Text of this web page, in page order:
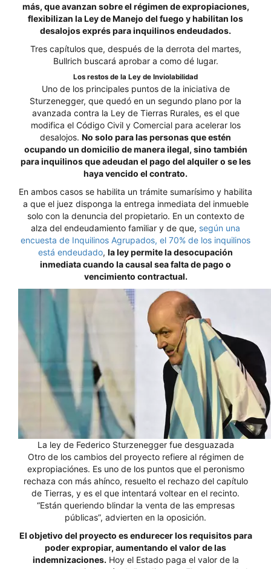
más, que avanzan sobre el régimen de expropiaciones,
flexibilizan la Ley de Manejo del fuego y habilitan los
desalojos exprés para inquilinos endeudados.
Tres capítulos que, después de la derrota del martes,
Bullrich buscará aprobar a como dé lugar.
Los restos de la Ley de Inviolabilidad
Uno de los principales puntos de la iniciativa de
Sturzenegger, que quedó en un segundo plano por la
avanzada contra la Ley de Tierras Rurales, es el que
modifica el Código Civil y Comercial para acelerar los
desalojos. No solo para las personas que estén
ocupando un domicilio de manera ilegal, sino también
para inquilinos que adeudan el pago del alquiler o se les
haya vencido el contrato.
En ambos casos se habilita un trámite sumarísimo y habilita
a que el juez disponga la entrega inmediata del inmueble
solo con la denuncia del propietario. En un contexto de
alza del endeudamiento familiar y de que, según una
encuesta de Inquilinos Agrupados, el 70% de los inquilinos
está endeudado, la ley permite la desocupación
inmediata cuando la causal sea falta de pago o
vencimiento contractual.
La ley de Federico Sturzenegger fue desguazada
Otro de los cambios del proyecto refiere al régimen de
expropiaciónes. Es uno de los puntos que el peronismo
rechaza con más ahínco, resuelto el rechazo del capítulo
de Tierras, y es el que intentará voltear en el recinto.
“Están queriendo blindar la venta de las empresas
públicas”, advierten en la oposición.
El objetivo del proyecto es endurecer los requisitos para
poder expropiar, aumentando el valor de las
indemnizaciones. Hoy el Estado paga el valor de la